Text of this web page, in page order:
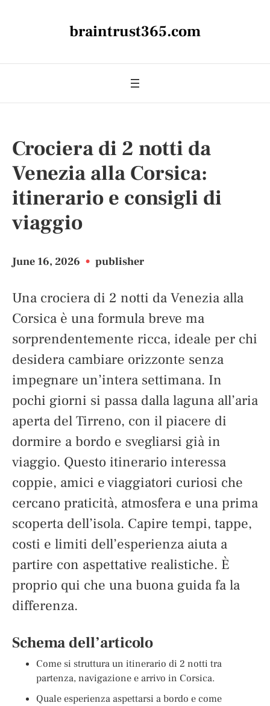
braintrust365.com
Crociera di 2 notti da
Venezia alla Corsica:
itinerario e consigli di
viaggio
June 16, 2026 • publisher
Una crociera di 2 notti da Venezia alla
Corsica è una formula breve ma
sorprendentemente ricca, ideale per chi
desidera cambiare orizzonte senza
impegnare un’intera settimana. In
pochi giorni si passa dalla laguna all’aria
aperta del Tirreno, con il piacere di
dormire a bordo e svegliarsi già in
viaggio. Questo itinerario interessa
coppie, amici e viaggiatori curiosi che
cercano praticità, atmosfera e una prima
scoperta dell’isola. Capire tempi, tappe,
costi e limiti dell’esperienza aiuta a
partire con aspettative realistiche. È
proprio qui che una buona guida fa la
differenza.
Schema dell’articolo
Come si struttura un itinerario di 2 notti tra
partenza, navigazione e arrivo in Corsica.
Quale esperienza aspettarsi a bordo e come